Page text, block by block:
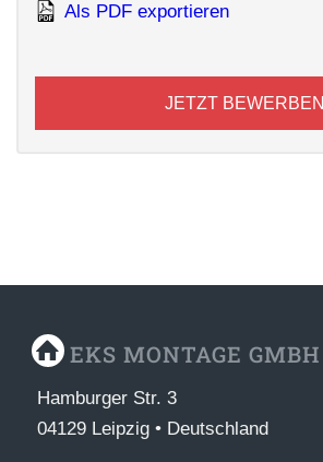
Als PDF exportieren
JETZT BEWERBEN
EKS MONTAGE GMBH
Hamburger Str. 3
04129 Leipzig • Deutschland